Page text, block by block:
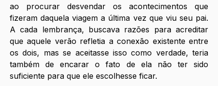
ao procurar desvendar os acontecimentos que
fizeram daquela viagem a última vez que viu seu pai.
A cada lembrança, buscava razões para acreditar
que aquele verão refletia a conexão existente entre
os dois, mas se aceitasse isso como verdade, teria
também de encarar o fato de ela não ter sido
suficiente para que ele escolhesse ficar.